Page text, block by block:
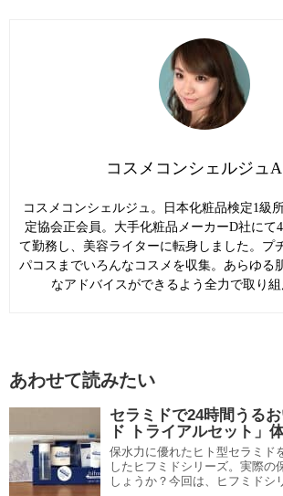
コスメコンシェルジュ
コスメコンシェルジュ。日本化粧品検定1級
定協会正会員。大手化粧品メーカーD社にて
て勤務し、美容ライターに転身しました。プ
パコスまでいろんなコスメを収集。あらゆる
なアドバイスができるよう全力で取り組
あわせて読みたい
セラミドで24時間うる
ド トライアルセット」
保水力に優れたヒト型セラミド
したヒフミドシリーズ。実際の
しょうか？今回は、ヒフミド